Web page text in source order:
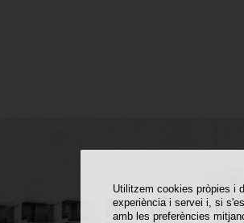
Utilitzem cookies pròpies i
experiència i servei i, si
amb les preferències